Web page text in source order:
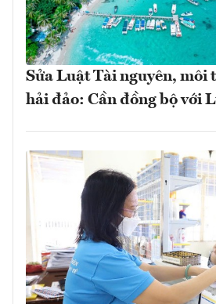
Sửa Luật Tài nguyên, môi
hải đảo: Cần đồng bộ với